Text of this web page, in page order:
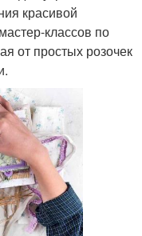
красивой
классов по
от простых розочек